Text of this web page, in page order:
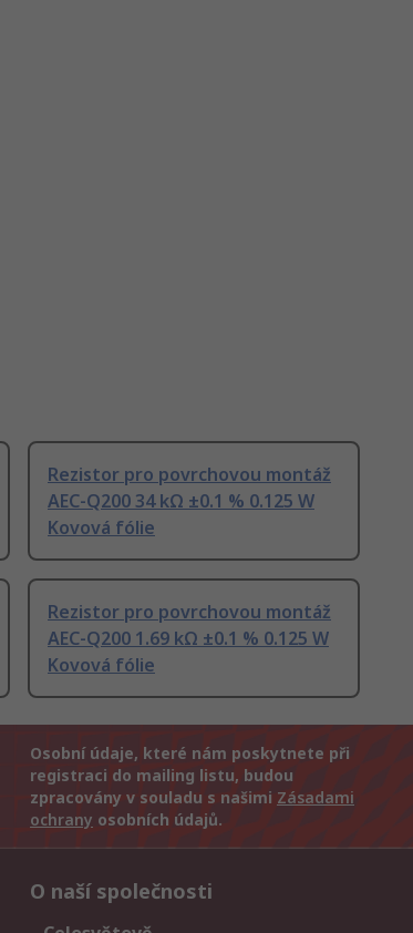
Rezistor pro povrchovou montáž
AEC-Q200 34 kΩ ±0.1 % 0.125 W
Kovová fólie
Rezistor pro povrchovou montáž
AEC-Q200 1.69 kΩ ±0.1 % 0.125 W
Kovová fólie
Osobní údaje, které nám poskytnete při
registraci do mailing listu, budou
zpracovány v souladu s našimi Zásadami
ochrany osobních údajů.
O naší společnosti